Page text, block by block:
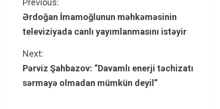
C
o
n
t
i
Previous:
Ərdoğan İmamoğlunun məhkəməsinin
televiziyada canlı yayımlanmasını istəyir
Next:
Pərviz Şahbazov: “Davamlı enerji təchizatı
sərmayə olmadan mümkün deyil”